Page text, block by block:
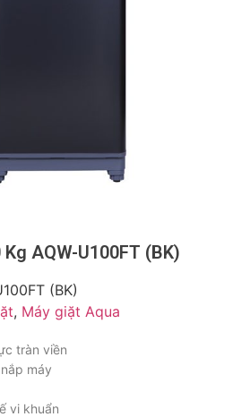
AQW-U100FT (BK)
(BK)
, Máy giặt Aqua
tràn viền
máy
vi khuẩn